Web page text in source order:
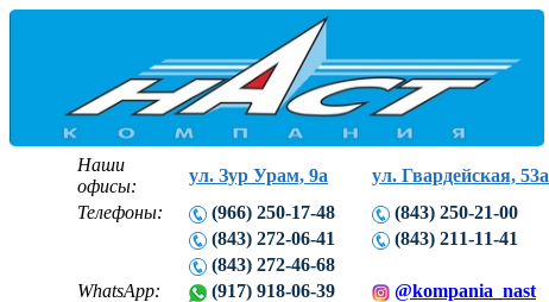
Наши
офисы:
ул. Зур Урам, 9а
ул. Гвардейская, 53а
Телефоны:
(966) 250-17-48
(843) 250-21-00
(843) 272-06-41
(843) 211-11-41
(843) 272-46-68
WhatsApp:
(917) 918-06-39 @kompania_nast